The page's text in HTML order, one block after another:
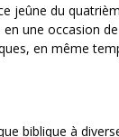
jeûne du
une occasion
en même
biblique à